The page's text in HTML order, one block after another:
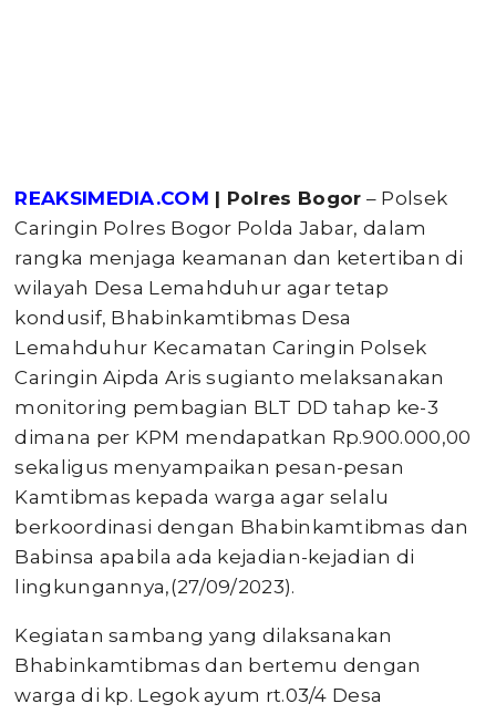
REAKSIMEDIA.COM | Polres Bogor – Polsek
Caringin Polres Bogor Polda Jabar, dalam
rangka menjaga keamanan dan ketertiban di
wilayah Desa Lemahduhur agar tetap
kondusif, Bhabinkamtibmas Desa
Lemahduhur Kecamatan Caringin Polsek
Caringin Aipda Aris sugianto melaksanakan
monitoring pembagian BLT DD tahap ke-3
dimana per KPM mendapatkan Rp.900.000,00
sekaligus menyampaikan pesan-pesan
Kamtibmas kepada warga agar selalu
berkoordinasi dengan Bhabinkamtibmas dan
Babinsa apabila ada kejadian-kejadian di
lingkungannya,(27/09/2023).
Kegiatan sambang yang dilaksanakan
Bhabinkamtibmas dan bertemu dengan
warga di kp. Legok ayum rt.03/4 Desa